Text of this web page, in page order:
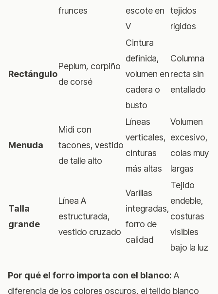
frunces
escote en
V
tejidos
rígidos
Rectángulo
Peplum, corpiño
de corsé
Cintura
definida,
volumen en
cadera o
busto
Columna
recta sin
entallado
Menuda
Midi con
tacones, vestido
de talle alto
Líneas
verticales,
cinturas
más altas
Volumen
excesivo,
colas muy
largas
Talla
grande
Línea A
estructurada,
vestido cruzado
Varillas
integradas,
forro de
calidad
Tejido
endeble,
costuras
visibles
bajo la luz
Por qué el forro importa con el blanco: A
diferencia de los colores oscuros, el tejido blanco